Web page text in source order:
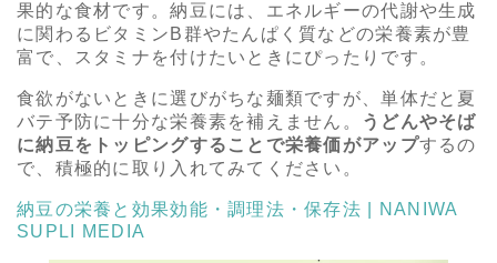
果的な食材です。納豆には、エネルギーの代謝や生成
に関わるビタミンB群やたんぱく質などの栄養素が豊
富で、スタミナを付けたいときにぴったりです。
食欲がないときに選びがちな麺類ですが、単体だと夏
バテ予防に十分な栄養素を補えません。
うどんやそば
に納豆をトッピングすることで栄養価がアップするの
で、積極的に取り入れてみてください。
納豆の栄養と効果効能・調理法・保存法 | NANIWA
SUPLI MEDIA